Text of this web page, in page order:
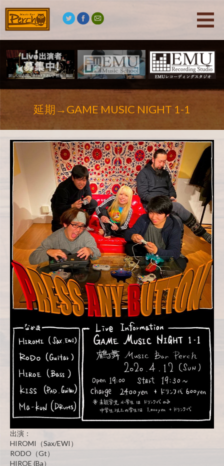
延期→GAME MUSIC NIGHT 1-1
出演：
HIROMI（Sax/EWI）
RODO（Gt）
HIROE (Ba）